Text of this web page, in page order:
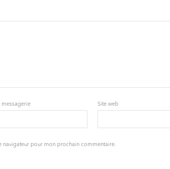
messagerie Site web
navigateur pour mon prochain commentaire.